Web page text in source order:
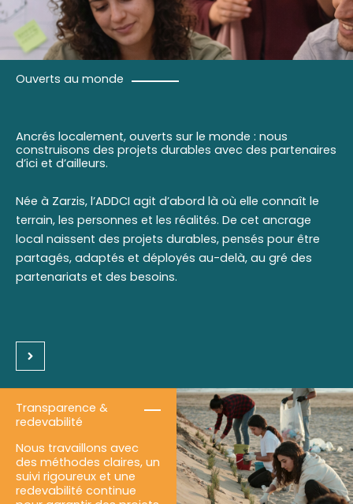
Ouverts au monde
Ancrés localement, ouverts sur le monde : nous
construisons des projets durables avec des partenaires
d’ici et d’ailleurs.
Née à Zarzis, l’ADDCI agit d’abord là où elle connaît le
terrain, les personnes et les réalités. De cet ancrage
local naissent des projets durables, pensés pour être
partagés, adaptés et déployés au-delà, au gré des
partenariats et des besoins.
Transparence &
redevabilité
Nous travaillons avec
des méthodes claires, un
suivi rigoureux et une
redevabilité continue